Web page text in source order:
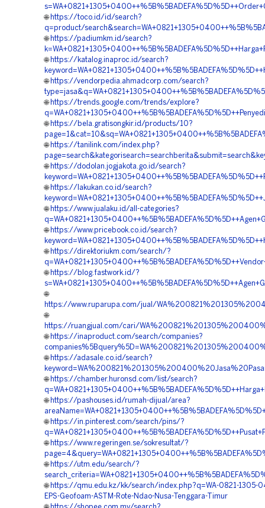
🌐 https://toco.id/id/search?
q=product/
🌐 https://padiumkm.id/search?
🌐 https://katalog.inaproc.id/search?
🌐 https://vendorpedia.ahmadcorp.com/search?
🌐 https://trends.google.com/trends/explore?
🌐 https://bela.gratisongkir.id/products/10?
🌐 https://tanilink.com/index.php?
🌐 https://dodolan.jogjakota.go.id/search?
🌐 https://lakukan.co.id/search?
🌐 https://www.jualaku.id/all-categories?
🌐 https://www.pricebook.co.id/search?
🌐 https://direktoriukm.com/search/?
🌐 https://blog.fastwork.id/?
🌐
https://www.ruparupa.com/jual/
🌐
https://ruangjual.com/cari/
🌐 https://inaproduct.com/search/companies?
🌐 https://adasale.co.id/search?
🌐 https://chamber.huronsd.com/list/search?
🌐 https://pashouses.id/rumah-dijual/area?
🌐 https://in.pinterest.com/search/pins/?
🌐 https://www.regeringen.se/sokresultat/?
🌐 https://utm.edu/search/?
🌐 https://qmu.edu.kz/kk/search/index.php?q=WA-0821-1305-
EPS-Geofoam-ASTM-Rote-Ndao-Nusa-Tenggara-Timur